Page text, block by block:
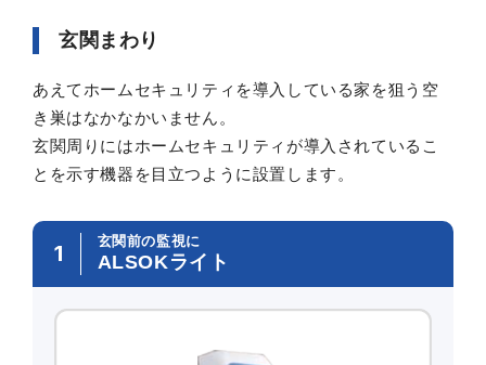
玄関まわり
あえてホームセキュリティを導入している家を狙う空
き巣はなかなかいません。
玄関周りにはホームセキュリティが導入されているこ
とを示す機器を目立つように設置します。
1 玄関前の監視に
ALSOKライト